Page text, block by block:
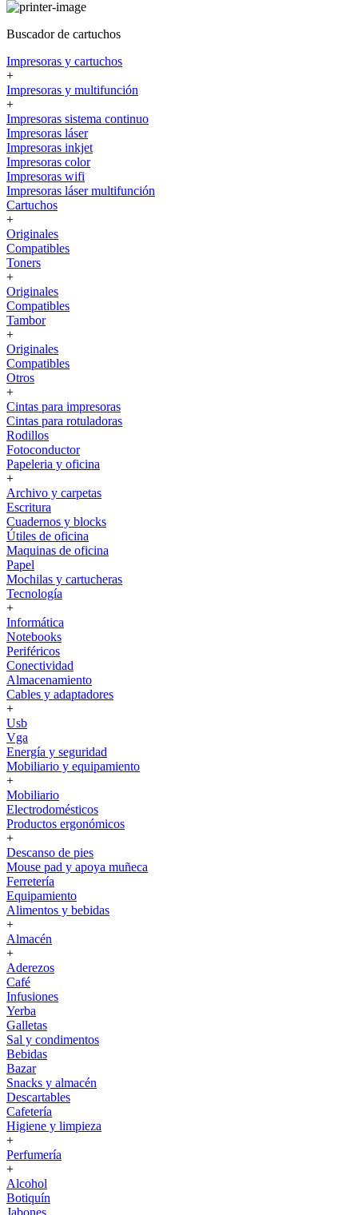
Buscador de cartuchos
Impresoras y cartuchos
+
Impresoras y multifunción
+
Impresoras sistema continuo
Impresoras láser
Impresoras inkjet
Impresoras color
Impresoras wifi
Impresoras láser multifunción
Cartuchos
+
Originales
Compatibles
Toners
+
Originales
Compatibles
Tambor
+
Originales
Compatibles
Otros
+
Cintas para impresoras
Cintas para rotuladoras
Rodillos
Fotoconductor
Papeleria y oficina
+
Archivo y carpetas
Escritura
Cuadernos y blocks
Útiles de oficina
Maquinas de oficina
Papel
Mochilas y cartucheras
Tecnología
+
Informática
Notebooks
Periféricos
Conectividad
Almacenamiento
Cables y adaptadores
+
Usb
Vga
Energía y seguridad
Mobiliario y equipamiento
+
Mobiliario
Electrodomésticos
Productos ergonómicos
+
Descanso de pies
Mouse pad y apoya muñeca
Ferretería
Equipamiento
Alimentos y bebidas
+
Almacén
+
Aderezos
Café
Infusiones
Yerba
Galletas
Sal y condimentos
Bebidas
Bazar
Snacks y almacén
Descartables
Cafetería
Higiene y limpieza
+
Perfumería
+
Alcohol
Botiquín
Jabones